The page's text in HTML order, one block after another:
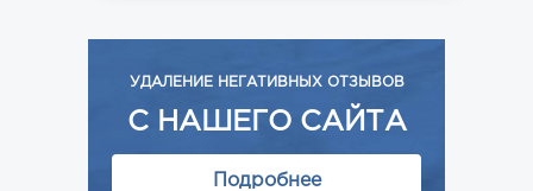
УДАЛЕНИЕ НЕГАТИВНЫХ ОТЗЫВОВ
С НАШЕГО САЙТА
Подробнее